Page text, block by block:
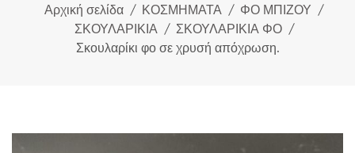
Αρχική σελίδα ΚΟΣΜΗΜΑΤΑ
ΦΟ ΜΠΙΖΟΥ
ΣΚΟΥΛΑΡΙΚΙΑ
ΣΚΟΥΛΑΡΙΚΙΑ ΦΟ
Σκουλαρίκι φο σε χρυσή απόχρωση.